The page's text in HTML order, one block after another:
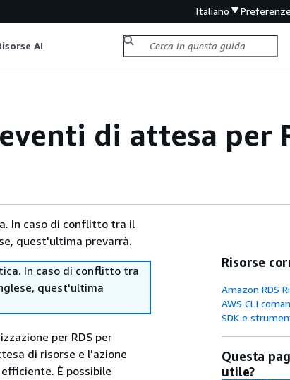
Italiano
AI
di attesa per
In caso di conflitto tra il
quest'ultima prevarrà.
In caso di conflitto tra
quest'ultima
per RDS per
di risorse e l'azione
È possibile
Risorse
Amazon RDS
AWS CLI
SDK e
Questa
utile?